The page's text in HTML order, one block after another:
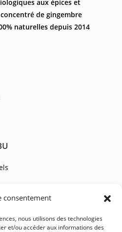
consentement
nous utilisons des technologies
et/ou accéder aux informations des
aux épices et
de gingembre
naturelles depuis 2014